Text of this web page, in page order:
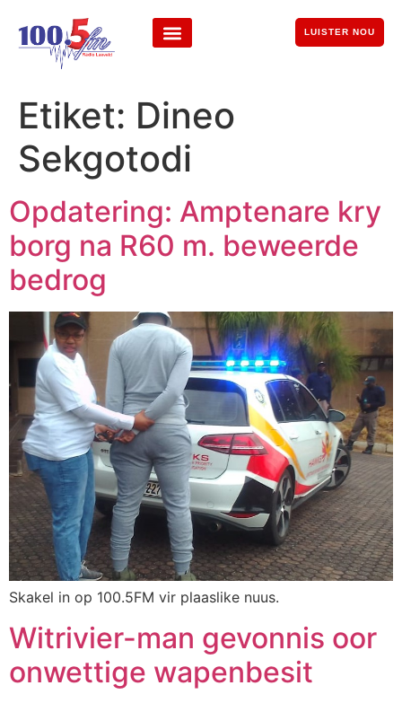
LUISTER NOU
Etiket: Dineo
Sekgotodi
Opdatering: Amptenare kry
borg na R60 m. beweerde
bedrog
Skakel in op 100.5FM vir plaaslike nuus.
Witrivier-man gevonnis oor
onwettige wapenbesit